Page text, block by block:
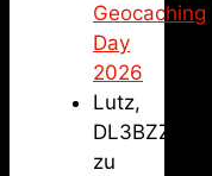
Geocaching
Day
2026
Lutz,
DL3BZZ
zu